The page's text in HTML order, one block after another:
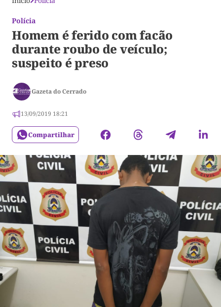
Polícia
Homem é ferido com facão
durante roubo de veículo;
suspeito é preso
Gazeta do Cerrado
13/09/2019 18:21
Compartilhar